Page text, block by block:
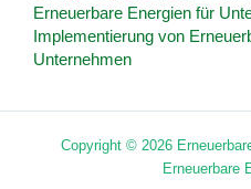
Erneuerbare Energien für
Implementierung von
Unternehmen
Copyright © 2026
Erneuerbare